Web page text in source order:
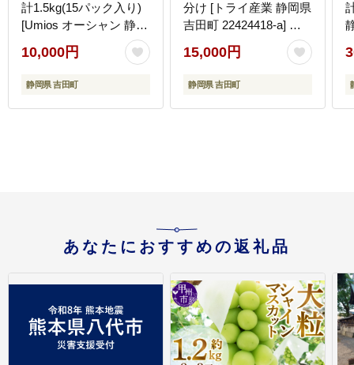
計1.5kg(15パック入り)
[Umios オーシャン 静岡
県 吉田町 22424262] ね
ぎとろ ネギトロ丼 手巻
き寿司 まぐろたたき 天
ばち きはだ 約100g 冷
10,000円
静岡県 吉田町
分け [トライ産業 静岡県
吉田町 22424418-a] サ
ーモンたたき さーもん
ねぎとろ ネギトロ 海鮮
丼
15,000円
静岡県 吉田町
あなたにおすすめの返礼品